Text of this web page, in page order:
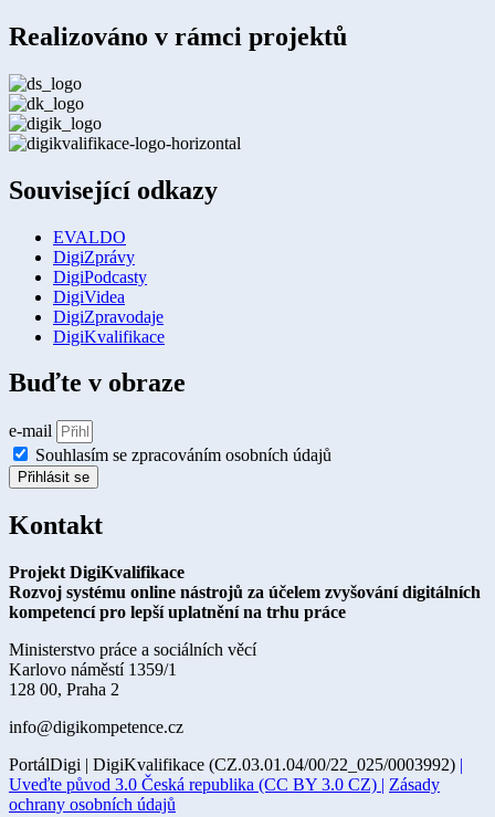
Realizováno v rámci projektů
Související odkazy
EVALDO
DigiZprávy
DigiPodcasty
DigiVidea
DigiZpravodaje
DigiKvalifikace
Buďte v obraze
e-mail
Souhlasím se zpracováním osobních údajů
Přihlásit se
Kontakt
Projekt DigiKvalifikace
Rozvoj systému online nástrojů za účelem zvyšování digitálních
kompetencí pro lepší uplatnění na trhu práce
Ministerstvo práce a sociálních věcí
Karlovo náměstí 1359/1
128 00, Praha 2
info@digikompetence.cz
PortálDigi | DigiKvalifikace (CZ.03.01.04/00/22_025/0003992) |
Uveďte původ 3.0 Česká republika (CC BY 3.0 CZ) | Zásady
ochrany osobních údajů